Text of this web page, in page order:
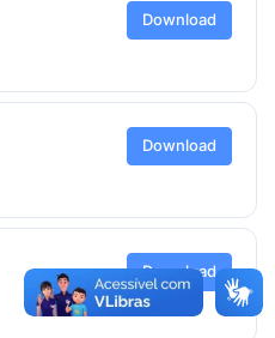
Download
Download
Download